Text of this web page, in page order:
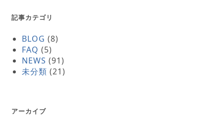
記事カテゴリ
BLOG (8)
FAQ (5)
NEWS (91)
未分類 (21)
アーカイブ